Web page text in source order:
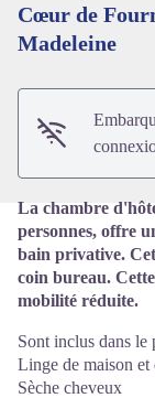
Cœur de
Madeleine
La chambre
personnes, offre
bain privative.
coin bureau.
mobilité réduite.
Sont inclus dans le
Linge de maison et
Sèche cheveux